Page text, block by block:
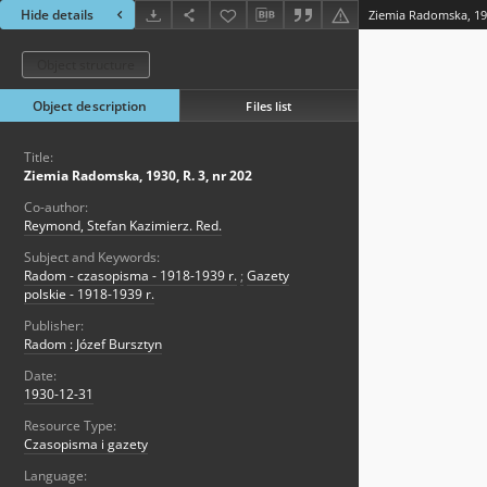
Hide details Ziemia Radomska,
Object description Files list
Title:
Ziemia Radomska, 1930, R. 3, nr 202
Co-author:
Reymond, Stefan Kazimierz. Red.
Subject and Keywords:
Radom - czasopisma - 1918-1939 r. ; Gazety
polskie - 1918-1939 r.
Publisher:
Radom : Józef Bursztyn
Date:
1930-12-31
Resource Type:
Czasopisma i gazety
Language: